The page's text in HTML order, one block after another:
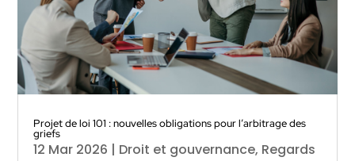
Projet de loi 101 : nouvelles obligations pour l’arbitrage des
griefs
12 Mar 2026 | Droit et gouvernance, Regards